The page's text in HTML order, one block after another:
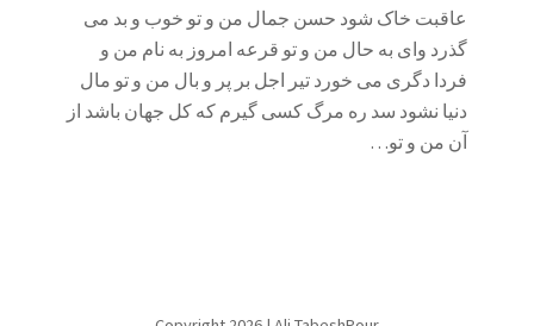
عاقبت خاک شود حسن جمال من و تو خوب و بد می
گذرد وای به حال من و تو قرعه امروز به نام من و
فردا دگری می خورد تیر اجل بر پر و بال من و تو مال
دنیا نشود سد ره مرگ کسی گیرم که کل جهان باشد از
آن من و تو…